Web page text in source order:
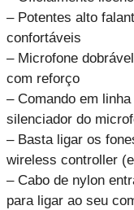
– Potentes alto
confortáveis
– Microfone
com reforço
– Comando em
silenciador do
– Basta ligar os
wireless controller
– Cabo de nylon
para ligar ao seu